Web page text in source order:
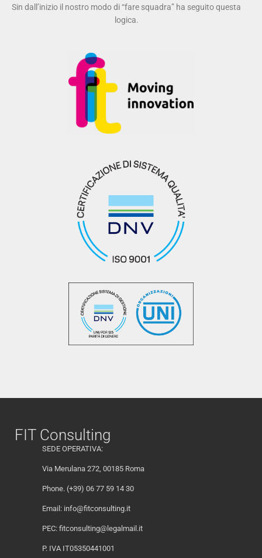
Sin dall’inizio il nostro modo di “fare squadra” ha seguito questa
logica.
FIT Consulting
SEDE OPERATIVA:
Via Merulana 272, 00185 Roma
Phone. (+39) 06 77 59 14 30
Email: info@fitconsulting.it
PEC: fitconsulting@legalmail.it
P. IVA IT05350441001